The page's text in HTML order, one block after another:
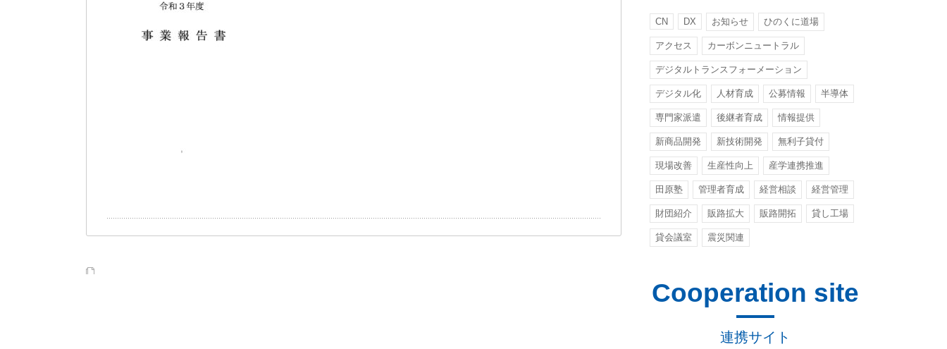
CN DX お知らせ ひのくに道場
アクセス カーボンニュートラル
デジタルトランスフォーメーション
デジタル化 人材育成 公募情報 半導体
専門家派遣 後継者育成 情報提供
新商品開発 新技術開発 無利子貸付
現場改善 生産性向上 産学連携推進
田原塾 管理者育成 経営相談 経営管理
財団紹介 販路拡大 販路開拓 貸し工場
貸会議室 震災関連
Cooperation site
連携サイト